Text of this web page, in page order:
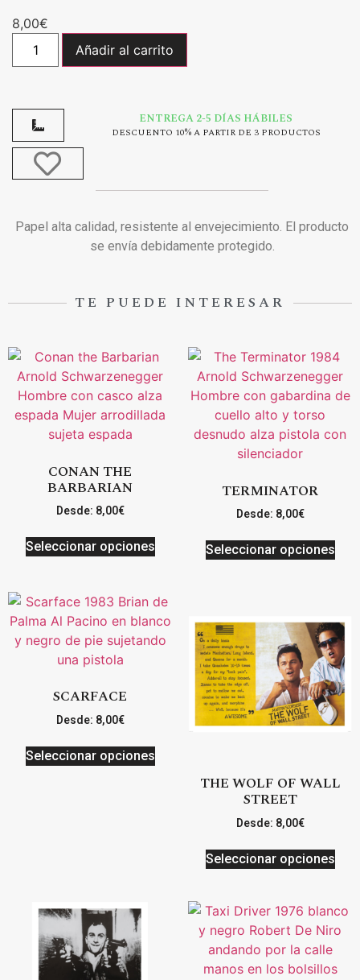
8,00€
Añadir al carrito
ENTREGA 2-5 DÍAS HÁBILES
DESCUENTO 10% A PARTIR DE 3 PRODUCTOS
Papel alta calidad, resistente al envejecimiento. El producto
se envía debidamente protegido.
TE PUEDE INTERESAR
CONAN THE
BARBARIAN
Desde: 8,00€
Seleccionar opciones
TERMINATOR
Desde: 8,00€
Seleccionar opciones
SCARFACE
Desde: 8,00€
Seleccionar opciones
THE WOLF OF WALL
STREET
Desde: 8,00€
Seleccionar opciones